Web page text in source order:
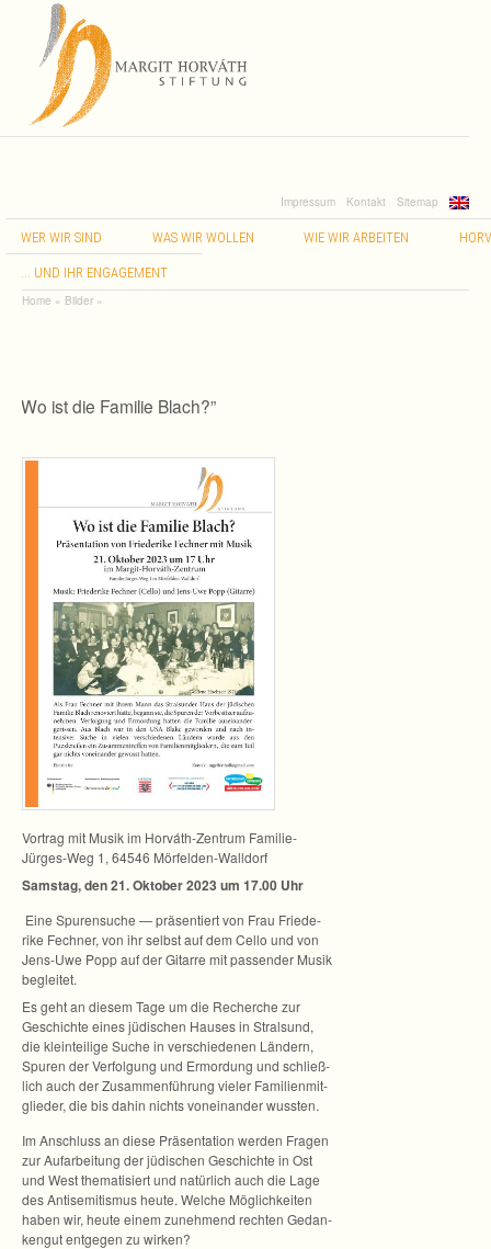
Impressum Kontakt Sitemap
WER WIR SIND WAS WIR WOLLEN WIE WIR ARBEITEN
UND IHR ENGAGEMENT
Home » Bilder »
Wo ist die Familie Blach?”
Vor­trag mit Musik im Horváth-Zentrum Familie-
Jürges-Weg 1, 64546 Mörfelden-Walldorf
Sams­tag, den 21. Okto­ber 2023 um 17.00 Uhr
Eine Spu­ren­su­che — prä­sen­tiert von Frau Frie­de­
rike Fech­ner, von ihr selbst auf dem Cello und von
Jens-Uwe Popp auf der Gitarre mit pas­sen­der Musik
begleitet.
Es geht an die­sem Tage um die Recher­che zur
Geschichte eines jüdi­schen Hau­ses in Stral­sund,
die klein­tei­lige Suche in ver­schie­de­nen Län­dern,
Spu­ren der Ver­fol­gung und Ermor­dung und schließ­
lich auch der Zusam­men­füh­rung vie­ler Fami­li­en­mit­
glie­der, die bis dahin nichts von­ein­an­der wussten.
Im Anschluss an diese Prä­sen­ta­tion wer­den Fra­gen
zur Auf­ar­bei­tung der jüdi­schen Geschichte in Ost
und West the­ma­ti­siert und natür­lich auch die Lage
des Anti­se­mi­tis­mus heute. Wel­che Mög­lich­kei­ten
haben wir, heute einem zuneh­mend rech­ten Gedan­
ken­gut ent­ge­gen zu wirken?